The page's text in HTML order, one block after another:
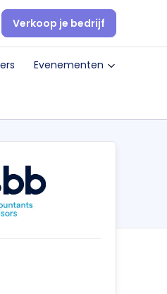
Verkoop je bedrijf
Evenementen